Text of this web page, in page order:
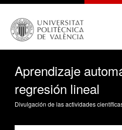
Aprendizaje
regresión lineal